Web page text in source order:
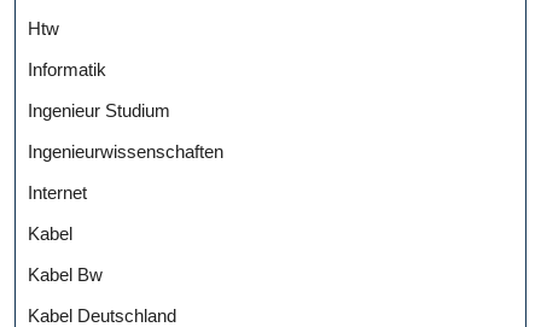
Htw
Informatik
Ingenieur Studium
Ingenieurwissenschaften
Internet
Kabel
Kabel Bw
Kabel Deutschland